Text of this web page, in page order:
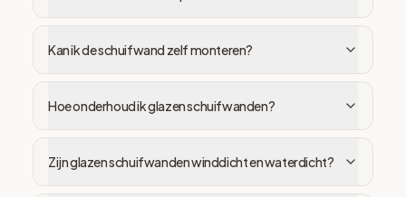
Kan ik de schuifwand zelf monteren?
Hoe onderhoud ik glazen schuifwanden?
Zijn glazen schuifwanden winddicht en waterdicht?